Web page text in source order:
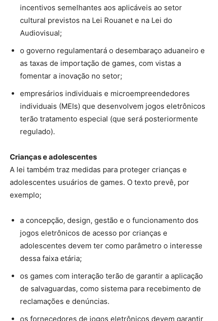
incentivos semelhantes aos aplicáveis ao setor
cultural previstos na Lei Rouanet e na Lei do
Audiovisual;
o governo regulamentará o desembaraço aduaneiro e
as taxas de importação de games, com vistas a
fomentar a inovação no setor;
empresários individuais e microempreendedores
individuais (MEIs) que desenvolvem jogos eletrônicos
terão tratamento especial (que será posteriormente
regulado).
Crianças e adolescentes
A lei também traz medidas para proteger crianças e
adolescentes usuários de games. O texto prevê, por
exemplo;
a concepção, design, gestão e o funcionamento dos
jogos eletrônicos de acesso por crianças e
adolescentes devem ter como parâmetro o interesse
dessa faixa etária;
os games com interação terão de garantir a aplicação
de salvaguardas, como sistema para recebimento de
reclamações e denúncias.
os fornecedores de jogos eletrônicos devem garantir